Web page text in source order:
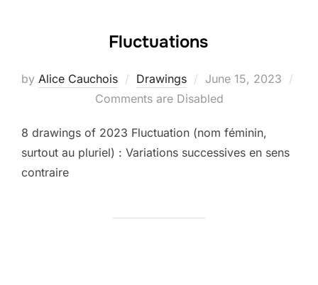
Fluctuations
by Alice Cauchois Drawings
Posted
on
June 15, 2023
Comments are Disabled
8 drawings of 2023 Fluctuation (nom féminin,
surtout au pluriel) : Variations successives en sens
contraire